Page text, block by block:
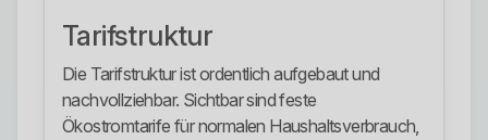
Tarifstruktur
Die Tarifstruktur ist ordentlich aufgebaut und
nachvollziehbar. Sichtbar sind feste
Ökostromtarife für normalen Haushaltsverbrauch,